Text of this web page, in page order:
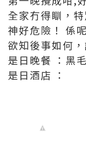
全家冇得瞓，
神好危險！ 係
欲知後事如何
是日晚餐 ：黑
是日酒店 ：